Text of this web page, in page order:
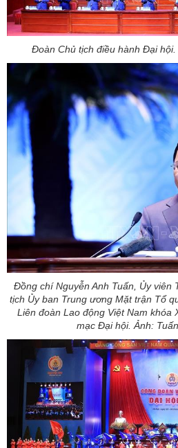
Đoàn Chủ tịch điều hành Đại hội.
Đồng chí Nguyễn Anh Tuấn, Ủy viên
tịch Ủy ban Trung ương Mặt trận Tổ
Liên đoàn Lao động Việt Nam khóa
mạc Đại hội. Ảnh: